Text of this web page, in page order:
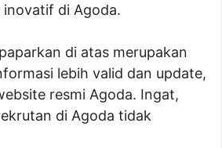
di Agoda.
di atas merupakan
lebih valid dan update,
resmi Agoda. Ingat,
di Agoda tidak